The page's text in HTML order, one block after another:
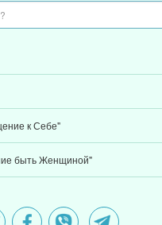
к Себе"
быть Женщиной"